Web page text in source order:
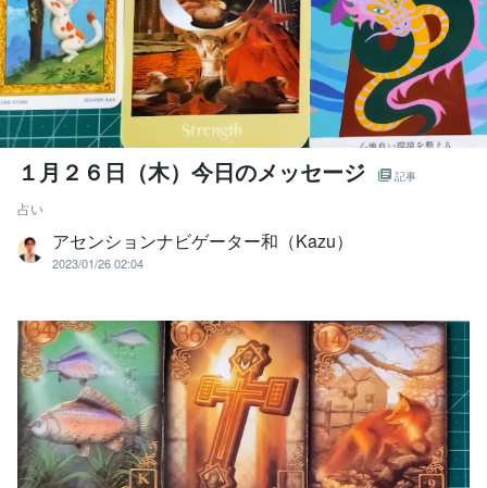
１月２６日（木）今日のメッセージ 記事
占い
アセンションナビゲーター和（Kazu）
2023/01/26 02:04